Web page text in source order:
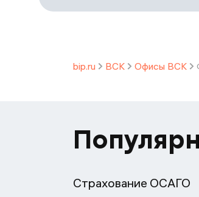
bip.ru ВСК Офисы ВСК
Страхование ОСАГО